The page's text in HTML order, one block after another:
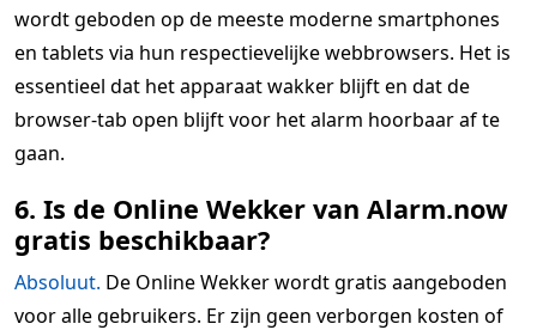
wordt geboden op de meeste moderne smartphones
en tablets via hun respectievelijke webbrowsers. Het is
essentieel dat het apparaat wakker blijft en dat de
browser-tab open blijft voor het alarm hoorbaar af te
gaan.
6. Is de Online Wekker van Alarm.now
gratis beschikbaar?
Absoluut. De Online Wekker wordt gratis aangeboden
voor alle gebruikers. Er zijn geen verborgen kosten of